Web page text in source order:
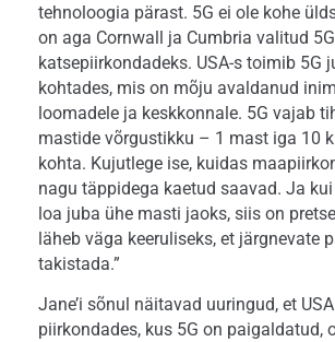
tehnoloogia pärast. 5G ei ole kohe
on aga Cornwall ja Cumbria valitud 5G
katsepiirkondadeks. USA-s toimib 5G
kohtades, mis on mõju avaldanud
loomadele ja keskkonnale. 5G vajab
mastide võrgustikku – 1 mast iga 10
kohta. Kujutlege ise, kuidas
nagu täppidega kaetud saavad. Ja
loa juba ühe masti jaoks, siis on
läheb väga keeruliseks, et järgnevate
takistada.”
Jane’i sõnul näitavad uuringud, et
piirkondades, kus 5G on paigaldatud,